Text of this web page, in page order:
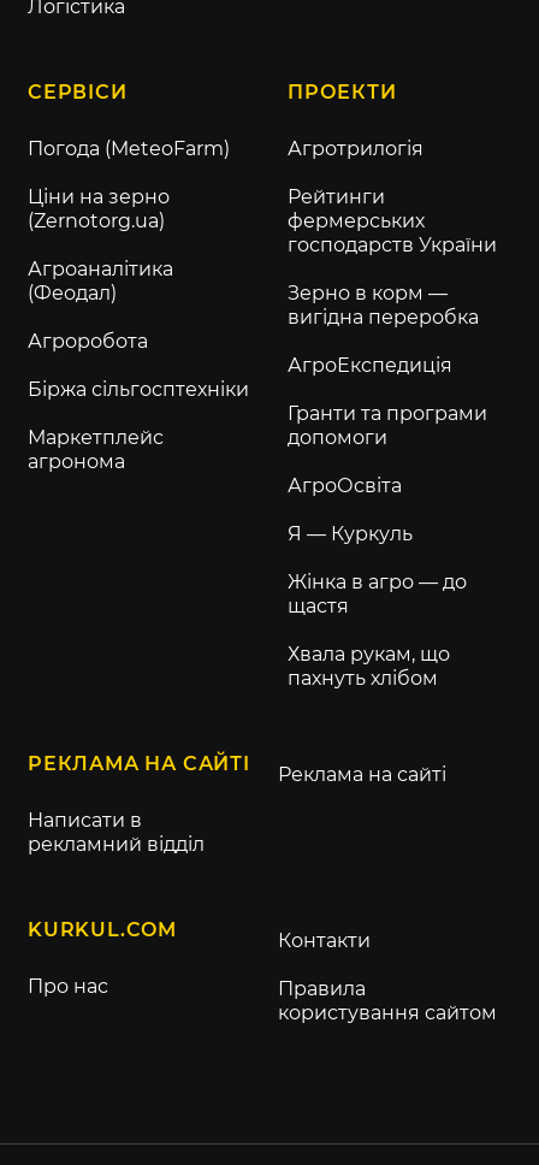
Логістика
СЕРВІСИ
Погода (MeteoFarm)
Ціни на зерно
(Zernotorg.ua)
Агроаналітика
(Феодал)
Агроробота
Біржа сільгосптехніки
Маркетплейс
агронома
ПРОЕКТИ
Агротрилогія
Рейтинги
фермерських
господарств України
Зерно в корм —
вигідна переробка
АгроЕкспедиція
Гранти та програми
допомоги
АгроОсвіта
Я — Куркуль
Жінка в агро — до
щастя
Хвала рукам, що
пахнуть хлібом
РЕКЛАМА НА САЙТІ
Написати в
рекламний відділ
Реклама на сайті
KURKUL.COM
Про нас
Контакти
Правила
користування сайтом